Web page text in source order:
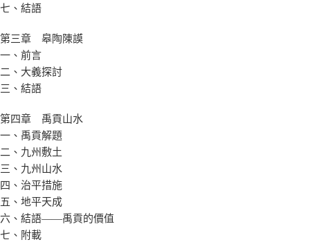
七、結語
第三章 皋陶陳謨
一、前言
二、大義探討
三、結語
第四章 禹貢山水
一、禹貢解題
二、九州敷土
三、九州山水
四、治平措施
五、地平天成
六、結語——禹貢的價值
七、附載